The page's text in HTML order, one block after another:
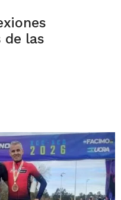
de las